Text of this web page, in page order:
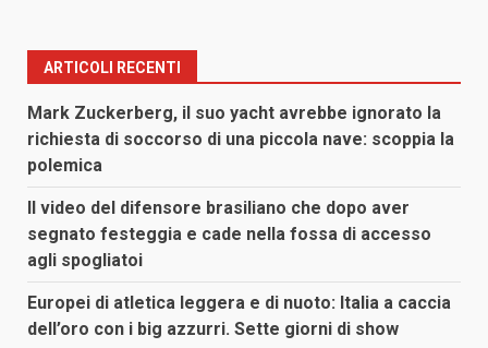
ARTICOLI RECENTI
Mark Zuckerberg, il suo yacht avrebbe ignorato la
richiesta di soccorso di una piccola nave: scoppia la
polemica
Il video del difensore brasiliano che dopo aver
segnato festeggia e cade nella fossa di accesso
agli spogliatoi
Europei di atletica leggera e di nuoto: Italia a caccia
dell’oro con i big azzurri. Sette giorni di show